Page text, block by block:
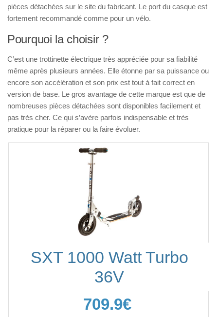
pièces détachées sur le site du fabricant. Le port du casque est
fortement recommandé comme pour un vélo.
Pourquoi la choisir ?
C’est une trottinette électrique très appréciée pour sa fiabilité
même après plusieurs années. Elle étonne par sa puissance ou
encore son accélération et son prix est tout à fait correct en
version de base. Le gros avantage de cette marque est que de
nombreuses pièces détachées sont disponibles facilement et
pas très cher. Ce qui s’avère parfois indispensable et très
pratique pour la réparer ou la faire évoluer.
SXT 1000 Watt Turbo
36V
709.9€